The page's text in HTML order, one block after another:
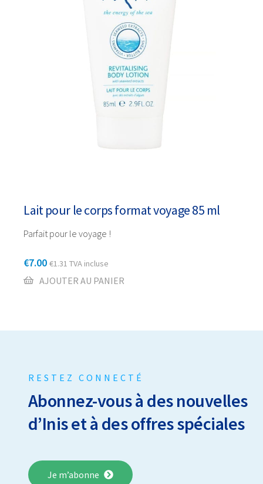
Lait pour le corps format voyage 85 ml
Parfait pour le voyage !
€7.00 €1.31 TVA incluse
AJOUTER AU PANIER
RESTEZ CONNECTÉ
Abonnez-vous à des nouvelles
d’Inis et à des offres spéciales
Je m’abonne